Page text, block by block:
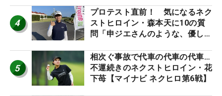
4
プロテスト直前！ 気になるネク
ストヒロイン・森本天に10の質
問「申ジエさんのような、優しく
になりたいです」
5
相次ぐ事故で代車の代車の代車…
不運続きのネクストヒロイン・花
下苺【マイナビ ネクヒロ第6戦】